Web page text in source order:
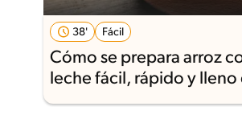
38' Fácil
Cómo se prepara arroz
leche fácil, rápido y lleno
sabor